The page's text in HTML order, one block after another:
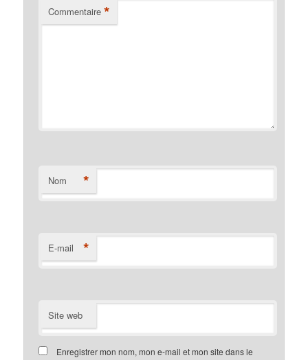
Commentaire *
Nom *
E-mail *
Site web
Enregistrer mon nom, mon e-mail et mon site dans le